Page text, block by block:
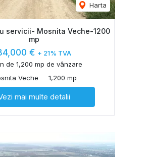
Harta
servicii- Mosnita Veche-1200
mp
€ + 21% TVA
de 1,200 mp de vânzare
Veche
1,200 mp
mai multe detalii